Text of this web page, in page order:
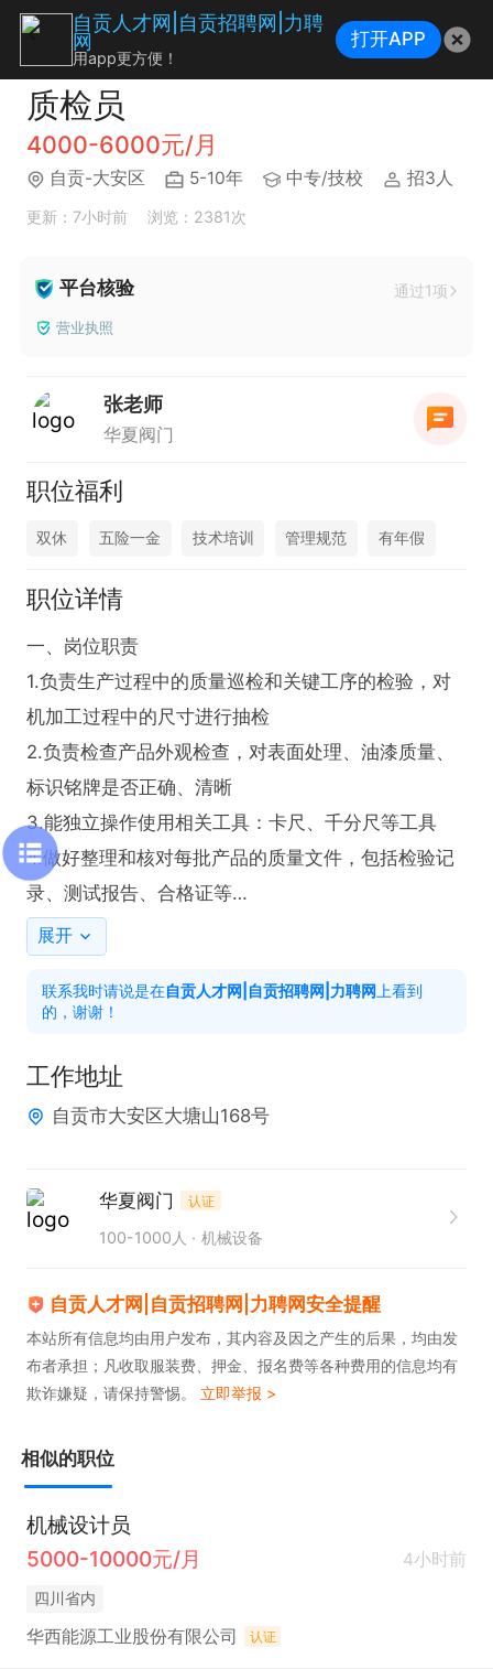
质检员
4000-6000元/月
自贡-大安区 5-10年 中专/技校 招3人
更新：7小时前 浏览：2381次
平台核验 通过1项
营业执照
张老师
华夏阀门
职位福利
双休 五险一金 技术培训 管理规范 有年假
职位详情
一、岗位职责
1.负责生产过程中的质量巡检和关键工序的检验，对
机加工过程中的尺寸进行抽检
2.负责检查产品外观检查，对表面处理、油漆质量、
标识铭牌是否正确、清晰
3.能独立操作使用相关工具：卡尺、千分尺等工具
4.做好整理和核对每批产品的质量文件，包括检验记
录、测试报告、合格证等
5.做到准确、及时地填写各类检验记录和报告，确保
6.对检验中发现的不合格品进行标识、隔离和记录，
二、任职要求
1.中专或以上学历，机械设计类等相关专业，熟悉机
公差、形位公差）
3.具备较好的抗压能力，沟通协调能力，完成领导安
4.学习能力强，能持续学习新的检验标准和工艺，了
解质量管理体系ISO9001优先考虑
展开
联系我时请说是在自贡人才网|自贡招聘网|力聘网 上看到
的，谢谢！
工作地址
自贡市大安区大塘山168号
华夏阀门 认证
100-1000人 机械设备
自贡人才网|自贡招聘网|力聘网安全提醒
本站所有信息均由用户发布，其内容及因之产生的后果，均由发
布者承担；凡收取服装费、押金、报名费等各种费用的信息均有
欺诈嫌疑，请保持警惕。 立即举报 >
相似的职位
机械设计员
5000-10000元/月
4小时前
四川省内
华西能源工业股份有限公司 认证
自贡人才网|自贡招聘网|力聘
网
用app更方便！
打开APP